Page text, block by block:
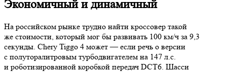
Экономичный и динамичный
На российском рынке трудно найти кроссовер такой
же стоимости, который мог бы развивать 100 км/ч за 9,3
секунды. Chery Tiggo 4 может — если речь о версии
с полуторалитровым турбодвигателем на 147 л.с.
и роботизированной коробкой передач DCT6. Шасси